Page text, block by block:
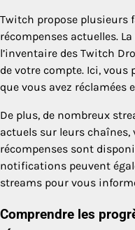
Twitch propose plusieurs
récompenses actuelles.
l’inventaire des Twitch
de votre compte. Ici, vous
que vous avez réclamées
De plus, de nombreux
actuels sur leurs
récompenses sont
notifications peuvent
streams pour vous
Comprendre les